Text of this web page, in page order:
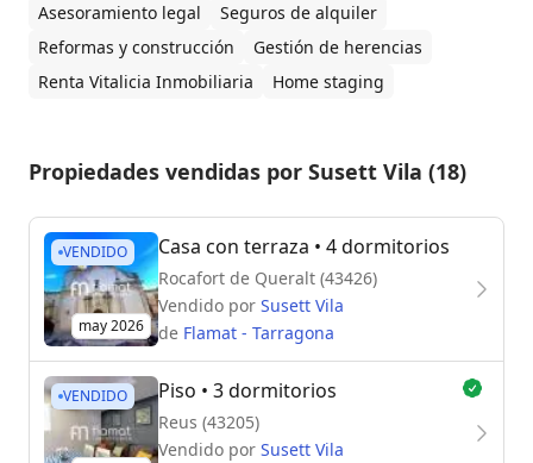
Asesoramiento legal
Seguros de alquiler
Reformas y construcción
Gestión de herencias
Renta Vitalicia Inmobiliaria
Home staging
Propiedades vendidas por Susett Vila (18)
VENDIDO
may 2026
Casa con terraza • 4 dormitorios
Rocafort de Queralt (43426)
Vendido por Susett Vila
de Flamat - Tarragona
VENDIDO Piso • 3 dormitorios
Reus (43205)
Vendido por Susett Vila